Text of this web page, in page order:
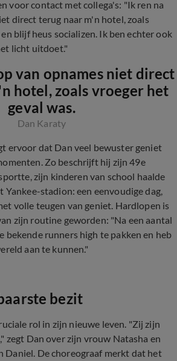
voor contact met collega's: "Ik ren na
direct terug naar m'n hotel, zoals
blijf heus socializen. Ik ben echter ook
licht uitdoet."
van opnames niet direct
hotel, zoals vroeger het
geval was.
Dan Karaty
ervoor dat Dan veel bewuster geniet
Zo beschrijft hij zijn 49e
zijn kinderen van school haalde
Yankee-stadion: een eenvoudige dag,
volle teugen van geniet. Hardlopen is
zijn routine geworden: "Na een aantal
bekende runners high te pakken en heb
aan te kunnen."
jaar alcoholist
bezit
rol in zijn nieuwe leven. "Zij zijn
zegt Dan over zijn vrouw Natasha en
Daniel. De choreograaf merkt dat het